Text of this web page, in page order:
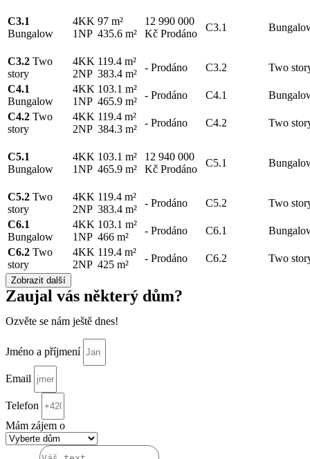
C3.1
Bungalow
4KK
1NP
97 m²
435.6 m²
12 990 000
Kč Prodáno
C3.1
C3.2 Two
story
4KK
2NP
119.4 m²
383.4 m²
- Prodáno C3.2
Two
C4.1
Bungalow
4KK
1NP
103.1 m²
465.9 m²
- Prodáno C4.1
C4.2 Two
story
4KK
2NP
119.4 m²
384.3 m²
- Prodáno C4.2 Two
C5.1
Bungalow
4KK
1NP
103.1 m²
465.9 m²
12 940 000
Kč Prodáno
C5.1
C5.2 Two
story
4KK
2NP
119.4 m²
383.4 m²
- Prodáno C5.2
Two
C6.1
Bungalow
4KK
1NP
103.1 m²
466 m²
- Prodáno C6.1
C6.2 Two
story
4KK
2NP
119.4 m²
425 m²
- Prodáno C6.2 Two
Zobrazit další
Zaujal vás některý dům?
Ozvěte se nám ještě dnes!
Jméno a příjmení
Email
Telefon
Mám zájem o